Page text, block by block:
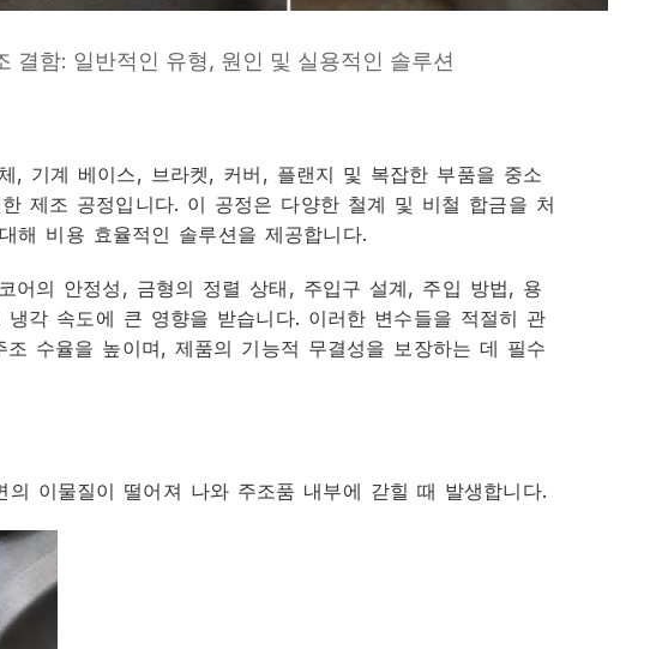
결함: 일반적인 유형, 원인 및 실용적인 솔루션
, 기계 베이스, 브라켓, 커버, 플랜지 및 복잡한 부품을 중소
제조 공정입니다. 이 공정은 다양한 철계 및 비철 합금을 처
해 비용 효율적인 솔루션을 제공합니다.
어의 안정성, 금형의 정렬 상태, 주입구 설계, 주입 방법, 용
각 속도에 큰 영향을 받습니다. 이러한 변수들을 적절히 관
수율을 높이며, 제품의 기능적 무결성을 보장하는 데 필수
이물질이 떨어져 나와 주조품 내부에 갇힐 때 발생합니다.